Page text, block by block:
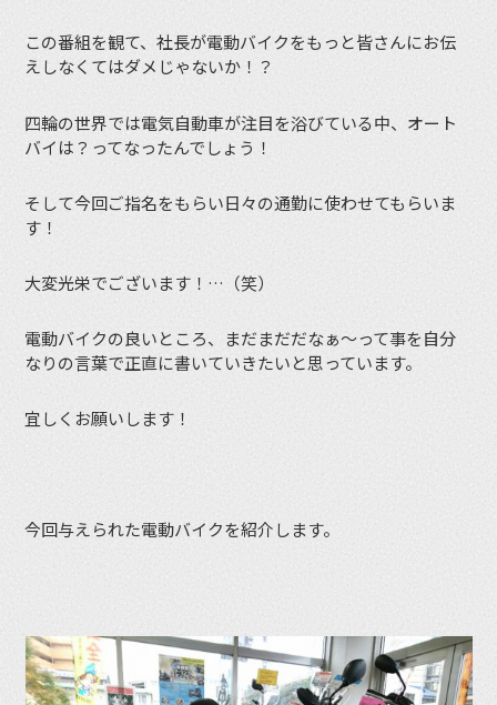
この番組を観て、社長が電動バイクをもっと皆さんにお伝
えしなくてはダメじゃないか！？
四輪の世界では電気自動車が注目を浴びている中、オート
バイは？ってなったんでしょう！
そして今回ご指名をもらい日々の通勤に使わせてもらいま
す！
大変光栄でございます！…（笑）
電動バイクの良いところ、まだまだだなぁ～って事を自分
なりの言葉で正直に書いていきたいと思っています。
宜しくお願いします！
今回与えられた電動バイクを紹介します。